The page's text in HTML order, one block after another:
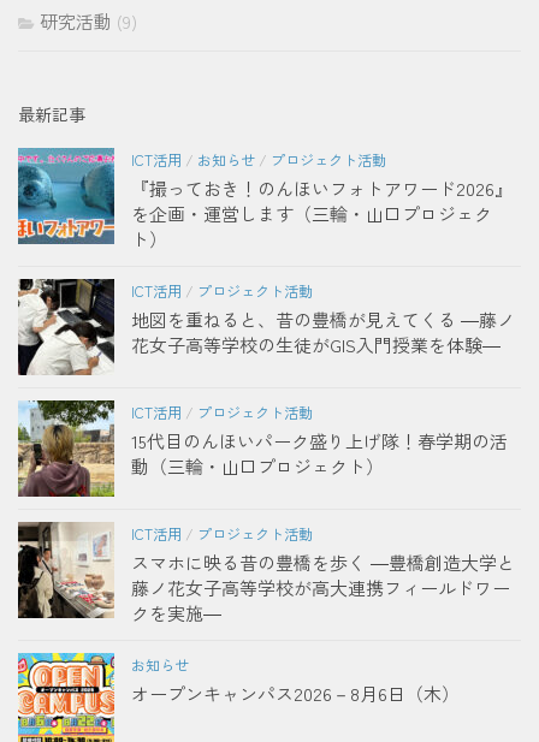
研究活動 (9)
最新記事
ICT活用 / お知らせ / プロジェクト活動
『撮っておき！のんほいフォトアワード2026』
を企画・運営します（三輪・山口プロジェク
ト）
ICT活用 / プロジェクト活動
地図を重ねると、昔の豊橋が見えてくる ―藤ノ
花女子高等学校の生徒がGIS入門授業を体験―
ICT活用 / プロジェクト活動
15代目のんほいパーク盛り上げ隊！春学期の活
動（三輪・山口プロジェクト）
ICT活用 / プロジェクト活動
スマホに映る昔の豊橋を歩く ―豊橋創造大学と
藤ノ花女子高等学校が高大連携フィールドワー
クを実施―
お知らせ
オープンキャンパス2026－8月6日（木）